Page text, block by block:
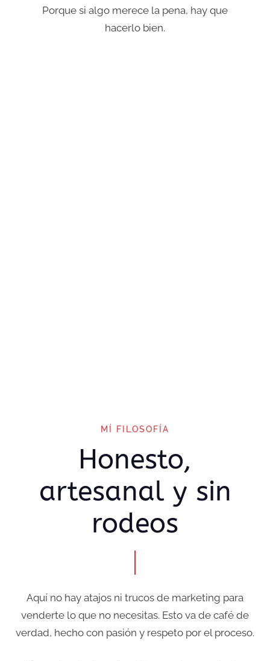
Porque si algo merece la pena, hay que
hacerlo bien.
MÍ FILOSOFÍA
Honesto,
artesanal y sin
rodeos
Aquí no hay atajos ni trucos de marketing para
venderte lo que no necesitas. Esto va de café de
verdad, hecho con pasión y respeto por el proceso.